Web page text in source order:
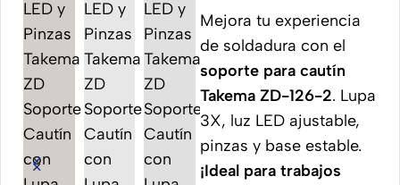
Mejora tu experiencia
de soldadura con el
soporte para cautín
Takema ZD-126-2. Lupa
3X, luz LED ajustable,
pinzas y base estable.
¡Ideal para trabajos